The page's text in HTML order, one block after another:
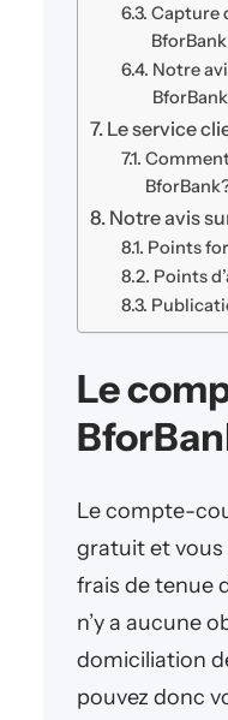
Capture
BforBank
Notre
Le service
Notre avis
Points
Points
Le
Le compte-
gratuit et vous
frais de tenue
n’y a aucune
domiciliation
pouvez donc